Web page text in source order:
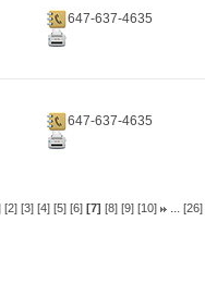
647-637-4635
647-637-4635
[2] [3] [4] [5] [6] [7] [8] [9] [10] ... [26]